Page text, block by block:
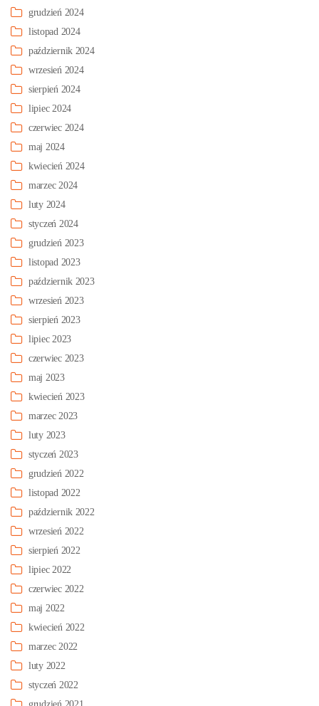
grudzień 2024
listopad 2024
październik 2024
wrzesień 2024
sierpień 2024
lipiec 2024
czerwiec 2024
maj 2024
kwiecień 2024
marzec 2024
luty 2024
styczeń 2024
grudzień 2023
listopad 2023
październik 2023
wrzesień 2023
sierpień 2023
lipiec 2023
czerwiec 2023
maj 2023
kwiecień 2023
marzec 2023
luty 2023
styczeń 2023
grudzień 2022
listopad 2022
październik 2022
wrzesień 2022
sierpień 2022
lipiec 2022
czerwiec 2022
maj 2022
kwiecień 2022
marzec 2022
luty 2022
styczeń 2022